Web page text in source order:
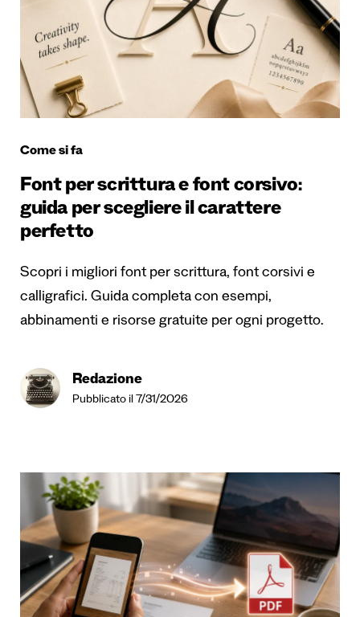
Come si fa
Font per scrittura e font corsivo:
guida per scegliere il carattere
perfetto
Scopri i migliori font per scrittura, font corsivi e
calligrafici. Guida completa con esempi,
abbinamenti e risorse gratuite per ogni progetto.
Redazione
Pubblicato il 7/31/2026